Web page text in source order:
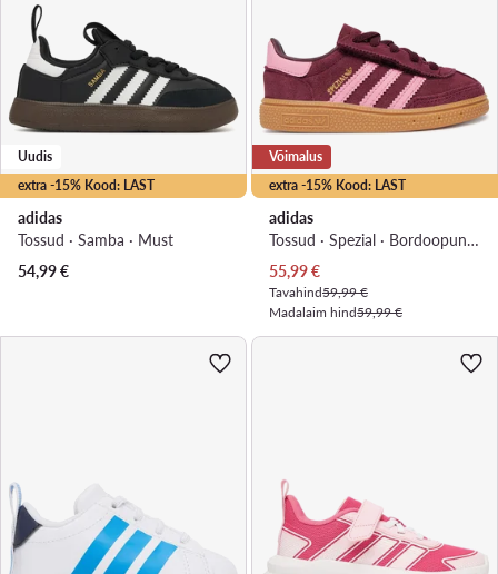
extra -15% Kood: LAST
Uudis
adidas
Tossud · Samba · Must
54,99€
extra -15% Kood: LAST
Võimalus
adidas
Tossud · Spezial · Bordoopunane
Praegune hind
55,99€
Tavahind59,99 €
Madalaim hind59,99 €